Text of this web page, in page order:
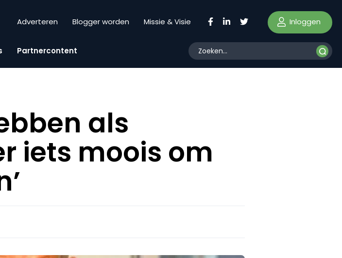
Adverteren Blogger worden Missie & Visie Inloggen
Partnercontent
als
iets moois om